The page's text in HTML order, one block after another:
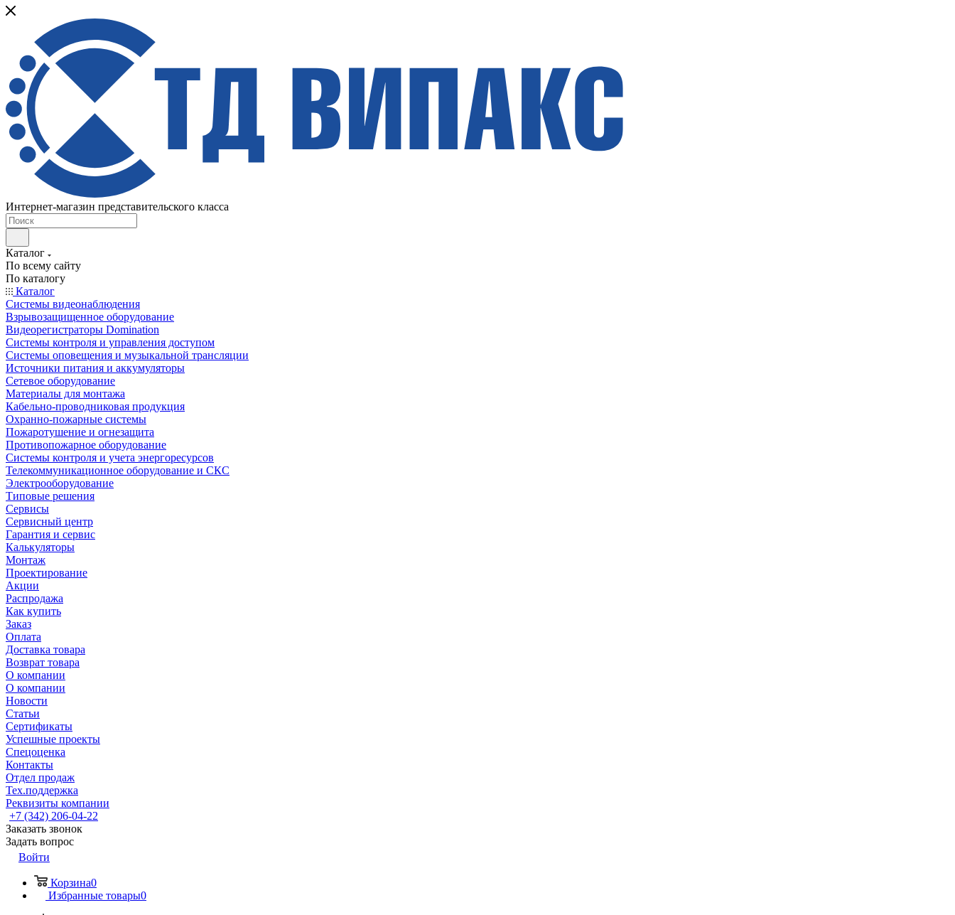
Интернет-магазин представительского класса
Каталог
По всему сайту
По каталогу
Каталог
Системы видеонаблюдения
Взрывозащищенное оборудование
Видеорегистраторы Domination
Системы контроля и управления доступом
Системы оповещения и музыкальной трансляции
Источники питания и аккумуляторы
Сетевое оборудование
Материалы для монтажа
Кабельно-проводниковая продукция
Охранно-пожарные системы
Пожаротушение и огнезащита
Противопожарное оборудование
Системы контроля и учета энергоресурсов
Телекоммуникационное оборудование и СКС
Электрооборудование
Типовые решения
Сервисы
Сервисный центр
Гарантия и сервис
Калькуляторы
Монтаж
Проектирование
Акции
Распродажа
Как купить
Заказ
Оплата
Доставка товара
Возврат товара
О компании
О компании
Новости
Статьи
Сертификаты
Успешные проекты
Спецоценка
Контакты
Отдел продаж
Тех.поддержка
Реквизиты компании
+7 (342) 206-04-22
Заказать звонок
Задать вопрос
Войти
Корзина0
Избранные товары0